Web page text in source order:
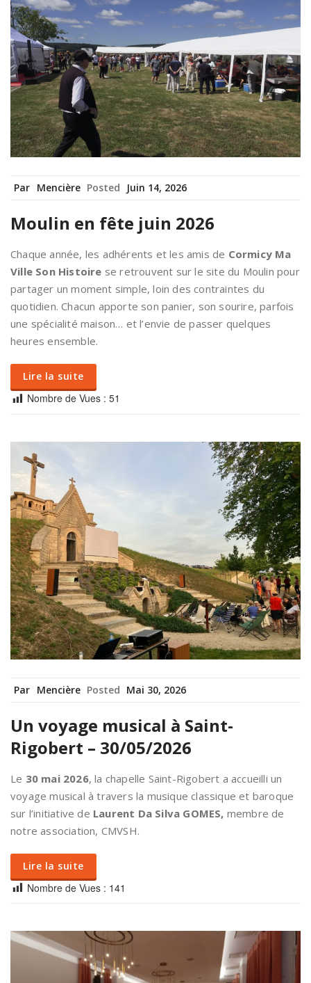
Par Mencière Posted Juin 14, 2026
Moulin en fête juin 2026
Chaque année, les adhérents et les amis de Cormicy Ma
Ville Son Histoire se retrouvent sur le site du Moulin pour
partager un moment simple, loin des contraintes du
quotidien. Chacun apporte son panier, son sourire, parfois
une spécialité maison… et l’envie de passer quelques
heures ensemble.
Lire la suite
Nombre de Vues : 51
Par Mencière Posted Mai 30, 2026
Un voyage musical à Saint-
Rigobert – 30/05/2026
Le 30 mai 2026, la chapelle Saint-Rigobert a accueilli un
voyage musical à travers la musique classique et baroque
sur l’initiative de Laurent Da Silva GOMES, membre de
notre association, CMVSH.
Lire la suite
Nombre de Vues : 141